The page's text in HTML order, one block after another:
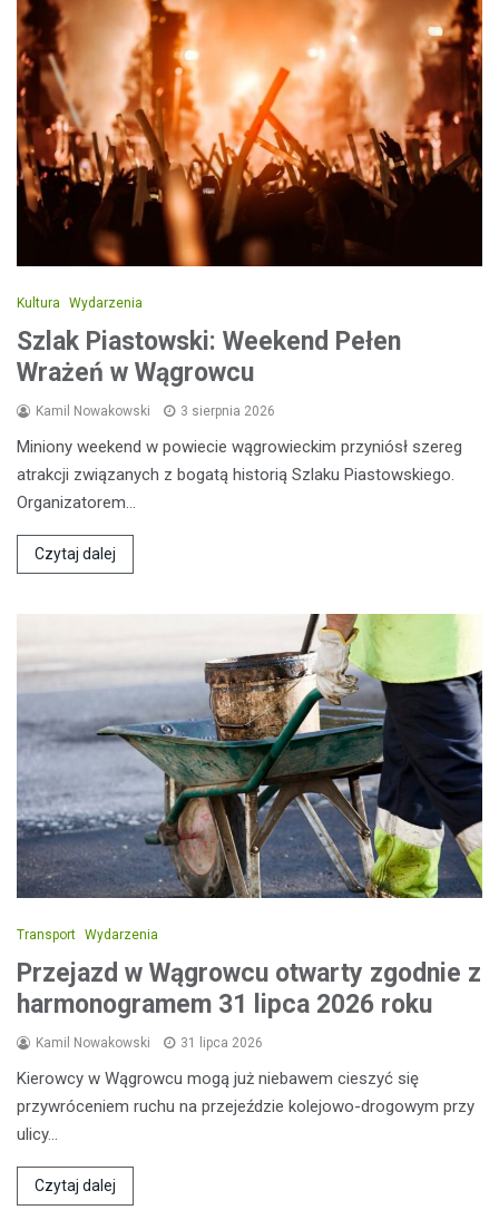
Kultura Wydarzenia
Szlak Piastowski: Weekend Pełen
Wrażeń w Wągrowcu
Kamil Nowakowski 3 sierpnia 2026
Miniony weekend w powiecie wągrowieckim przyniósł szereg
atrakcji związanych z bogatą historią Szlaku Piastowskiego.
Organizatorem…
Czytaj dalej
Transport Wydarzenia
Przejazd w Wągrowcu otwarty zgodnie z
harmonogramem 31 lipca 2026 roku
Kamil Nowakowski 31 lipca 2026
Kierowcy w Wągrowcu mogą już niebawem cieszyć się
przywróceniem ruchu na przejeździe kolejowo-drogowym przy
ulicy…
Czytaj dalej